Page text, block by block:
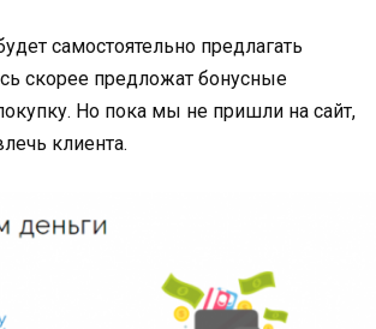
самостоятельно предлагать
скорее предложат бонусные
Но пока мы не пришли на сайт,
клиента.